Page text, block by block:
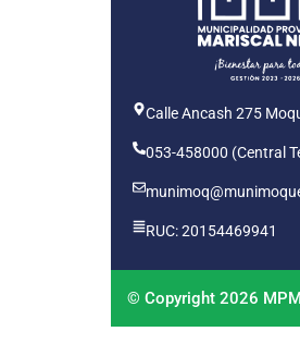
Calle Ancash 275
053-458000 (Central
RUC: 20154469941
© Copyright 2026